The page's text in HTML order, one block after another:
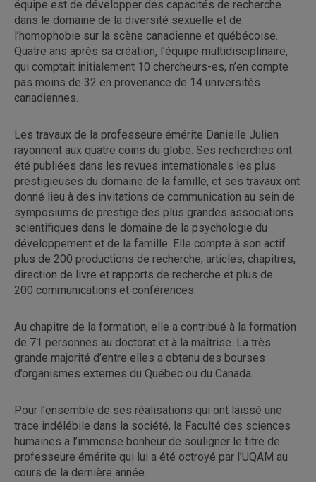
équipe est de développer des capacités de recherche
dans le domaine de la diversité sexuelle et de
l’homophobie sur la scène canadienne et québécoise.
Quatre ans après sa création, l’équipe multidisciplinaire,
qui comptait initialement 10 chercheurs-es, n’en compte
pas moins de 32 en provenance de 14 universités
canadiennes.
Les travaux de la professeure émérite Danielle Julien
rayonnent aux quatre coins du globe. Ses recherches ont
été publiées dans les revues internationales les plus
prestigieuses du domaine de la famille, et ses travaux ont
donné lieu à des invitations de communication au sein de
symposiums de prestige des plus grandes associations
scientifiques dans le domaine de la psychologie du
développement et de la famille. Elle compte à son actif
plus de 200 productions de recherche, articles, chapitres,
direction de livre et rapports de recherche et plus de
200 communications et conférences.
Au chapitre de la formation, elle a contribué à la formation
de 71 personnes au doctorat et à la maîtrise. La très
grande majorité d’entre elles a obtenu des bourses
d’organismes externes du Québec ou du Canada.
Pour l’ensemble de ses réalisations qui ont laissé une
trace indélébile dans la société, la Faculté des sciences
humaines a l’immense bonheur de souligner le titre de
professeure émérite qui lui a été octroyé par l’UQAM au
cours de la dernière année.